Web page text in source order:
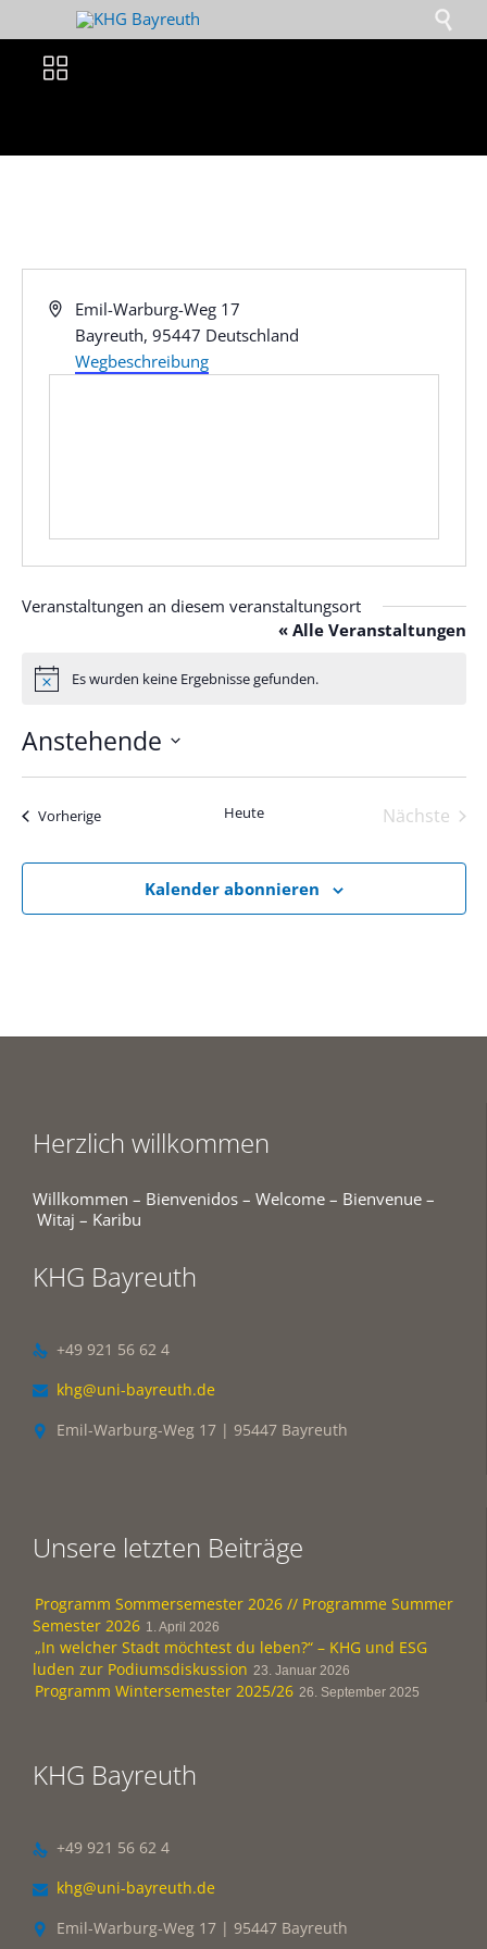


AdresseEmil-Warburg-Weg 17
Bayreuth, 95447 Deutschland
Wegbeschreibung
Veranstaltungen an diesem veranstaltungsort
« Alle Veranstaltungen
HinweisEs wurden keine Ergebnisse gefunden.
Anstehende
VorherigeVeranstaltungen Heute
Nächste
Kalender abonnieren
Herzlich willkommen
Willkommen – Bienvenidos – Welcome – Bienvenue –
Witaj – Karibu
KHG Bayreuth
 +49 921 56 62 4
 khg@uni-bayreuth.de
 Emil-Warburg-Weg 17 | 95447 Bayreuth
Unsere letzten Beiträge
Programm Sommersemester 2026 // Programme Summer
Semester 2026 1. April 2026
„In welcher Stadt möchtest du leben?“ – KHG und ESG
luden zur Podiumsdiskussion 23. Januar 2026
Programm Wintersemester 2025/26 26. September 2025
KHG Bayreuth
 +49 921 56 62 4
 khg@uni-bayreuth.de
 Emil-Warburg-Weg 17 | 95447 Bayreuth